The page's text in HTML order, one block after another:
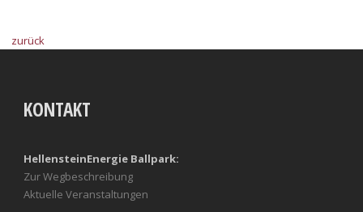
zurück
KONTAKT
HellensteinEnergie Ballpark:
Zur Wegbeschreibung
Aktuelle Veranstaltungen